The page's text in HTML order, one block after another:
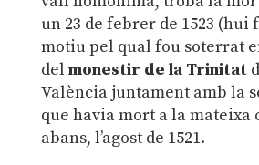
un 23 de febrer de 1523 (hui
motiu pel qual fou soterrat
del monestir de la Trinitat
València juntament amb la
que havia mort a la mateixa
abans, l’agost de 1521.